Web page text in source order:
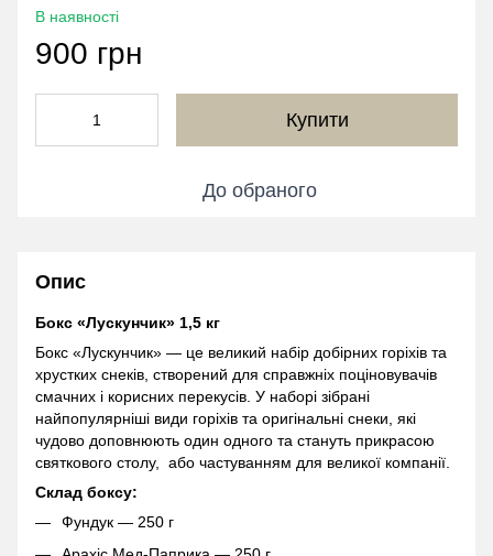
В наявності
900 грн
Купити
До обраного
Опис
Бокс «Лускунчик» 1,5 кг
Бокс «Лускунчик» — це великий набір добірних горіхів та
хрустких снеків, створений для справжніх поціновувачів
смачних і корисних перекусів. У наборі зібрані
найпопулярніші види горіхів та оригінальні снеки, які
чудово доповнюють один одного та стануть прикрасою
святкового столу, або частуванням для великої компанії.
Склад боксу:
Фундук — 250 г